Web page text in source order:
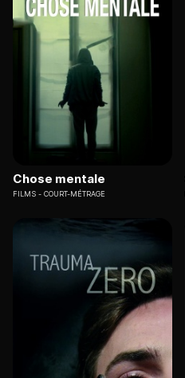
Chose mentale
FILMS COURT-MÉTRAGE